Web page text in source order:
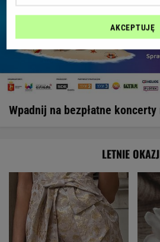
Wpadnij na bezpłatne koncerty
LETNIE
AKCEPTUJĘ